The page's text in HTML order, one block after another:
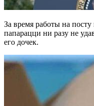
За время работы на
папарацци ни разу не
его дочек.